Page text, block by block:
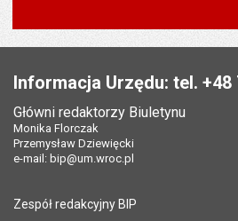
Informacja Urzędu: tel. +48
Główni redaktorzy Biuletynu
Monika Florczak
Przemysław Dziewięcki
e-mail: bip@um.wroc.pl
Zespół redakcyjny BIP